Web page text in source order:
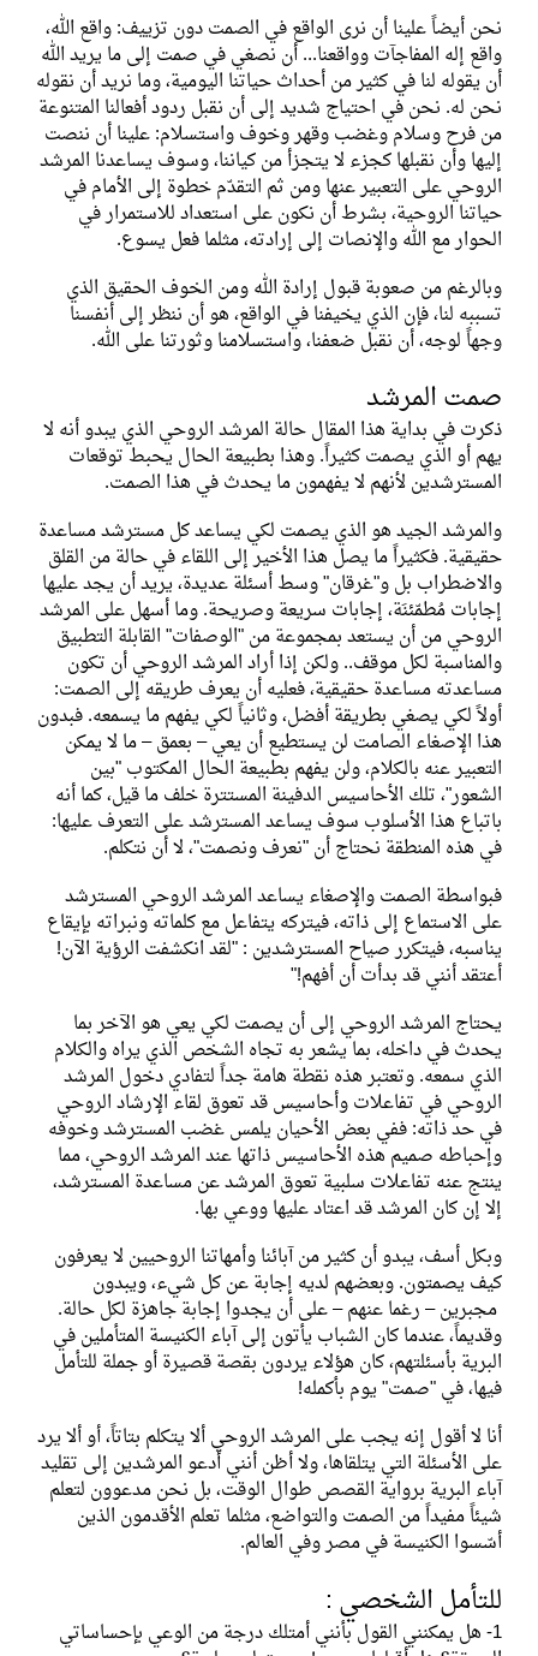
نحن أيضاً علينا أن نرى الواقع في الصمت دون تزييف: واقع الله،
واقع إله المفاجآت وواقعنا... أن نصغي في صمت إلى ما يريد الله
أن يقوله لنا في كثير من أحداث حياتنا اليومية، وما نريد أن نقوله
نحن له. نحن في احتياج شديد إلى أن نقبل ردود أفعالنا المتنوعة
من فرح وسلام وغضب وقهر وخوف واستسلام: علينا أن ننصت
إليها وأن نقبلها كجزء لا يتجزأ من كياننا، وسوف يساعدنا المرشد
الروحي على التعبير عنها ومن ثم التقدّم خطوة إلى الأمام في
حياتنا الروحية، بشرط أن نكون على استعداد للاستمرار في
الحوار مع الله والإنصات إلى إرادته، مثلما فعل يسوع.
وبالرغم من صعوبة قبول إرادة الله ومن الخوف الحقيق الذي
تسببه لنا، فإن الذي يخيفنا في الواقع، هو أن ننظر إلى أنفسنا
وجهاً لوجه، أن نقبل ضعفنا، واستسلامنا وثورتنا على الله.
صمت المرشد
ذكرت في بداية هذا المقال حالة المرشد الروحي الذي يبدو أنه لا
يهم أو الذي يصمت كثيراً. وهذا بطبيعة الحال يحبط توقعات
المسترشدين لأنهم لا يفهمون ما يحدث في هذا الصمت.
والمرشد الجيد هو الذي يصمت لكي يساعد كل مسترشد مساعدة
حقيقية. فكثيراً ما يصل هذا الأخير إلى اللقاء في حالة من القلق
والاضطراب بل و"غرقان" وسط أسئلة عديدة، يريد أن يجد عليها
إجابات مُطمّئنَة، إجابات سريعة وصريحة. وما أسهل على المرشد
الروحي من أن يستعد بمجموعة من "الوصفات" القابلة التطبيق
والمناسبة لكل موقف.. ولكن إذا أراد المرشد الروحي أن تكون
مساعدته مساعدة حقيقية، فعليه أن يعرف طريقه إلى الصمت:
أولاً لكي يصغي بطريقة أفضل، وثانياً لكي يفهم ما يسمعه. فبدون
هذا الإصغاء الصامت لن يستطيع أن يعي – بعمق – ما لا يمكن
التعبير عنه بالكلام، ولن يفهم بطبيعة الحال المكتوب "بين
الشعور"، تلك الأحاسيس الدفينة المستترة خلف ما قيل، كما أنه
باتباع هذا الأسلوب سوف يساعد المسترشد على التعرف عليها:
في هذه المنطقة نحتاج أن "نعرف ونصمت"، لا أن نتكلم.
فبواسطة الصمت والإصغاء يساعد المرشد الروحي المسترشد
على الاستماع إلى ذاته، فيتركه يتفاعل مع كلماته ونبراته بإيقاع
يناسبه، فيتكرر صياح المسترشدين : "لقد انكشفت الرؤية الآن!
أعتقد أنني قد بدأت أن أفهم!"
يحتاج المرشد الروحي إلى أن يصمت لكي يعي هو الآخر بما
يحدث في داخله، بما يشعر به تجاه الشخص الذي يراه والكلام
الذي سمعه. وتعتبر هذه نقطة هامة جداً لتفادي دخول المرشد
الروحي في تفاعلات وأحاسيس قد تعوق لقاء الإرشاد الروحي
في حد ذاته: ففي بعض الأحيان يلمس غضب المسترشد وخوفه
وإحباطه صميم هذه الأحاسيس ذاتها عند المرشد الروحي، مما
ينتج عنه تفاعلات سلبية تعوق المرشد عن مساعدة المسترشد،
إلا إن كان المرشد قد اعتاد عليها ووعي بها.
وبكل أسف، يبدو أن كثير من آبائنا وأمهاتنا الروحيين لا يعرفون
كيف يصمتون. وبعضهم لديه إجابة عن كل شيء، ويبدون
مجبرين – رغما عنهم – على أن يجدوا إجابة جاهزة لكل حالة.
وقديماً، عندما كان الشباب يأتون إلى آباء الكنيسة المتأملين في
البرية بأسئلتهم، كان هؤلاء يردون بقصة قصيرة أو جملة للتأمل
فيها، في "صمت" يوم بأكمله!
أنا لا أقول إنه يجب على المرشد الروحي ألا يتكلم بتاتاً، أو ألا يرد
على الأسئلة التي يتلقاها، ولا أظن أنني أدعو المرشدين إلى تقليد
آباء البرية برواية القصص طوال الوقت، بل نحن مدعوون لتعلم
شيئاً مفيداً من الصمت والتواضع، مثلما تعلم الأقدمون الذين
أسّسوا الكنيسة في مصر وفي العالم.
للتأمل الشخصي :
1- هل يمكنني القول بأنني أمتلك درجة من الوعي بإحساساتي